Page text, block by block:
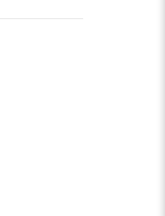
Kamu dengan Si Zodiak